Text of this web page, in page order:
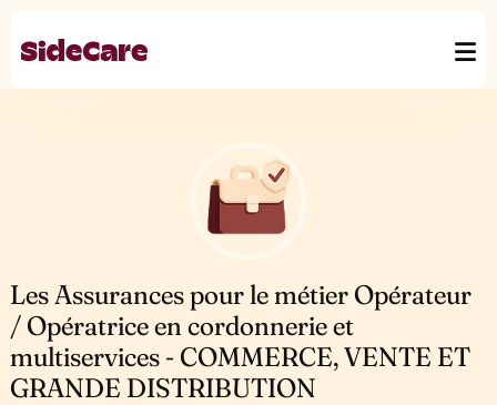
Les Assurances pour le métier Opérateur
/ Opératrice en cordonnerie et
multiservices - COMMERCE, VENTE ET
GRANDE DISTRIBUTION